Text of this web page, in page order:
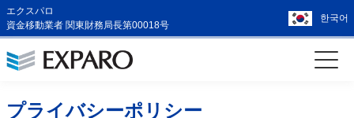
エクスパロ
資金移動業者 関東財務局長第00018号
한국어
プライバシーポリシー